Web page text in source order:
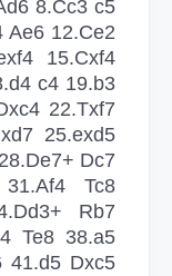
8.Cc3 c5
Ae6 12.Ce2
15.Cxf4
c4 19.b3
22.Txf7
25.exd5
Dc7
Tc8
Rb7
Te8 38.a5
41.d5 Dxc5